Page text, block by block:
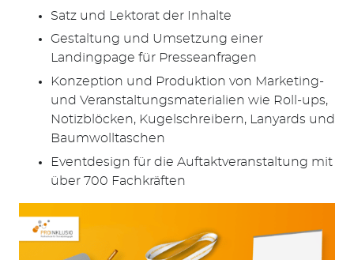
Satz und Lektorat der Inhalte
Gestaltung und Umsetzung einer
Landingpage für Presseanfragen
Konzeption und Produktion von Marketing-
und Veranstaltungs­materialien wie Roll-ups,
Notizblöcken, Kugelschreibern, Lanyards und
Baumwolltaschen
Eventdesign für die Auftaktveranstaltung mit
über 700 Fachkräften